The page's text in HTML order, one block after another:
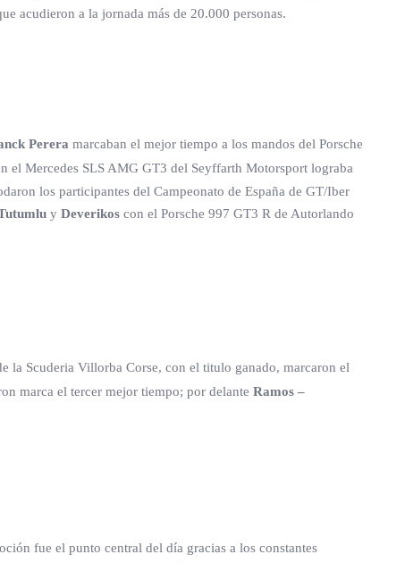
acudieron a la jornada más de 20.000 personas.
Perera marcaban el mejor tiempo a los mandos del Porsche
el Mercedes SLS AMG GT3 del Seyffarth Motorsport lograba
los participantes del Campeonato de España de GT/Iber
y Deverikos con el Porsche 997 GT3 R de Autorlando
la Scuderia Villorba Corse, con el titulo ganado, marcaron el
marca el tercer mejor tiempo; por delante Ramos –
fue el punto central del día gracias a los constantes